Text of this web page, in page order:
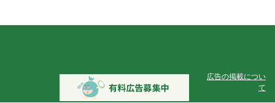
広告の掲載につい
て